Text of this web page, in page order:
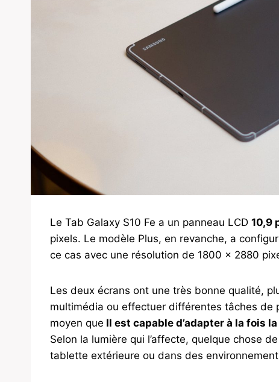
Le Tab Galaxy S10 Fe a un panneau LCD 10,9
pixels. Le modèle Plus, en revanche, a
ce cas avec une résolution de 1800 x 2880
Les deux écrans ont une très bonne qualité,
multimédia ou effectuer différentes tâches de
moyen que Il est capable d’adapter à la fois
Selon la lumière qui l’affecte, quelque chose
tablette extérieure ou dans des